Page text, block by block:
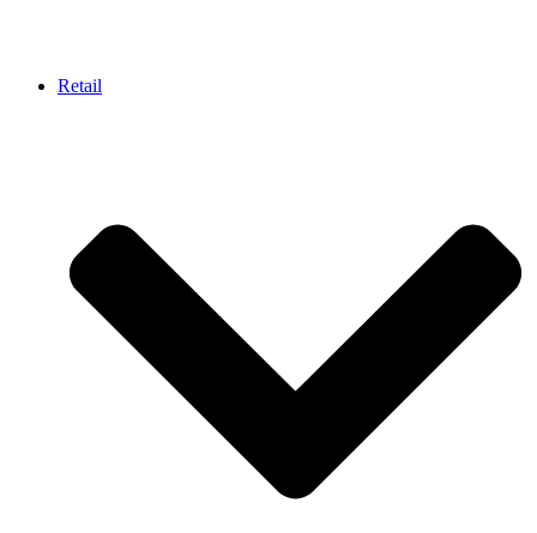
Retail